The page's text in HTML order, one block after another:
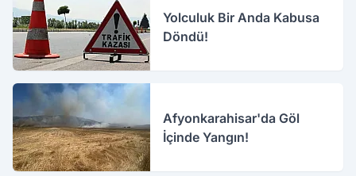
Yolculuk Bir Anda Kabusa
Döndü!
Afyonkarahisar'da Göl
İçinde Yangın!